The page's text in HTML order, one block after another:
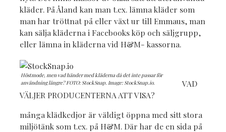
kläder. På Åland kan man t.ex. lämna kläder som
man har tröttnat på eller växt ur till Emmaus, man
kan sälja kläderna i Facebooks köp och säljgrupp,
eller lämna in kläderna vid H&M- kassorna.
Höstmode, men vad händer med kläderna då det inte passar för
användning längre? FOTO: StockSnap. Image: StockSnap.io.
VAD
VÄLJER PRODUCENTERNA ATT VISA?
många klädkedjor är väldigt öppna med sitt stora
miljötänk som t.ex. på H&M. Där har de en sida på